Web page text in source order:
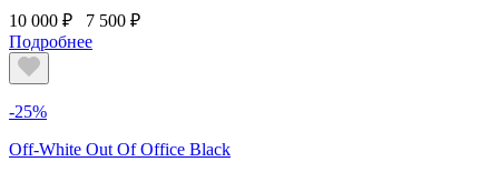
10 000 ₽
7 500 ₽
Подробнее
-25%
Off-White Out Of Office Black